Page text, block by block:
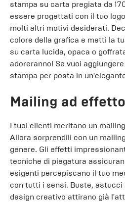
stampa su carta pregiata da
essere progettati con il tuo
molti altri motivi desiderati.
colore della grafica e metti la
su carta lucida, opaca o
adoreranno! Se vuoi
stampa per posta in
Mailing ad
I tuoi clienti meritano un
Allora sorprendili con un
genere. Gli effetti
tecniche di piegatura
esigenti percepiscano il tuo
con tutti i sensi. Buste, astucci
design creativo attirano già